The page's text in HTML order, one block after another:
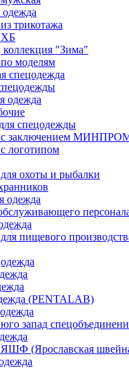
одежда
трикотажа
ХБ
"Зима"
моделям
спецодежда
одежда
спецодежды
с заключением
логотипом
охоты и рыбалки
одежда
пищевого
(PENTALAB)
запад
(Ярославская